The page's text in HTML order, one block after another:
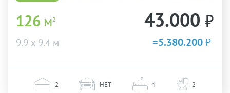
126 м2
9.9 х 9.4 м
43.000 ₽
≈5.380.200₽
2 НЕТ 4 2